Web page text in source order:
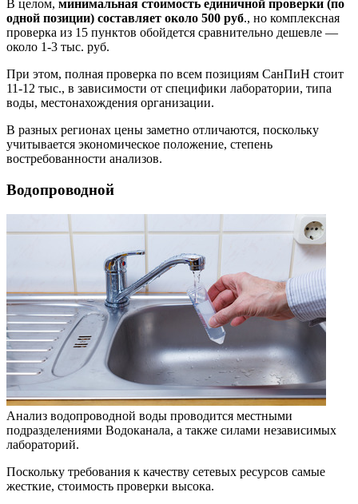
В целом, минимальная стоимость единичной проверки (по
одной позиции) составляет около 500 руб., но комплексная
проверка из 15 пунктов обойдется сравнительно дешевле —
около 1-3 тыс. руб.
При этом, полная проверка по всем позициям СанПиН стоит
11-12 тыс., в зависимости от специфики лаборатории, типа
воды, местонахождения организации.
В разных регионах цены заметно отличаются, поскольку
учитывается экономическое положение, степень
востребованности анализов.
Водопроводной
Анализ водопроводной воды проводится местными
подразделениями Водоканала, а также силами независимых
лабораторий.
Поскольку требования к качеству сетевых ресурсов самые
жесткие, стоимость проверки высока.